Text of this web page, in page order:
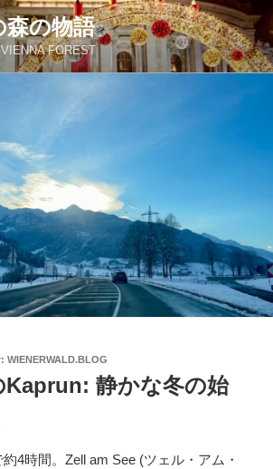
の物語
FOREST
WIENERWALD.BLOG
Kaprun: 静かな冬の始
4時間。Zell am See (ツェル・アム・